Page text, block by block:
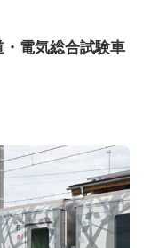
電気総合試験車